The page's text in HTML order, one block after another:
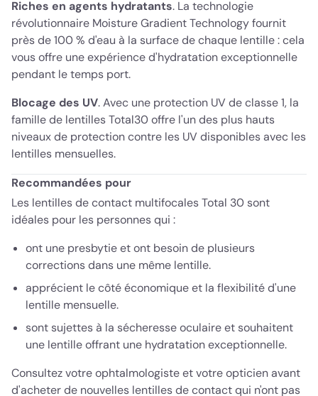
Riches en agents hydratants. La technologie
révolutionnaire Moisture Gradient Technology fournit
près de 100 % d'eau à la surface de chaque lentille : cela
vous offre une expérience d'hydratation exceptionnelle
pendant le temps port.
Blocage des UV. Avec une protection UV de classe 1, la
famille de lentilles Total30 offre l'un des plus hauts
niveaux de protection contre les UV disponibles avec les
lentilles mensuelles.
Recommandées pour
Les lentilles de contact multifocales Total 30 sont
idéales pour les personnes qui :
ont une presbytie et ont besoin de plusieurs
corrections dans une même lentille.
apprécient le côté économique et la flexibilité d'une
lentille mensuelle.
sont sujettes à la sécheresse oculaire et souhaitent
une lentille offrant une hydratation exceptionnelle.
Consultez votre ophtalmologiste et votre opticien avant
d'acheter de nouvelles lentilles de contact qui n'ont pas